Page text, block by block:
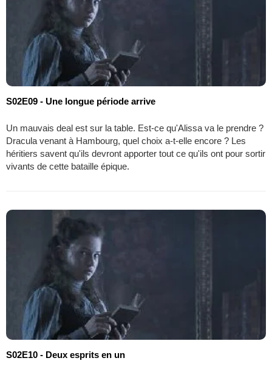
S02E09 - Une longue période arrive
Un mauvais deal est sur la table. Est-ce qu'Alissa va le prendre ?
Dracula venant à Hambourg, quel choix a-t-elle encore ? Les
héritiers savent qu'ils devront apporter tout ce qu'ils ont pour sortir
vivants de cette bataille épique.
S02E10 - Deux esprits en un